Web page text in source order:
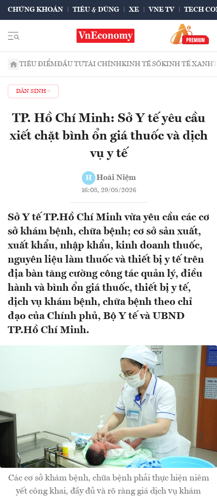
CHỨNG KHOÁN TIÊU & DÙNG XE VNE TV TECH
TIÊU ĐIỂMĐẦU TƯTÀI CHÍNHKINH TẾ SỐKINH TẾ XANH
DÂN SINH
TP. Hồ Chí Minh: Sở Y tế yêu cầu
xiết chặt bình ổn giá thuốc và dịch
vụ y tế
H Hoài Niệm
16:08, 29/05/2026
Sở Y tế TP.Hồ Chí Minh vừa yêu cầu các cơ
sở khám bệnh, chữa bệnh; cơ sở sản xuất,
xuất khẩu, nhập khẩu, kinh doanh thuốc,
nguyên liệu làm thuốc và thiết bị y tế trên
địa bàn tăng cường công tác quản lý, điều
hành và bình ổn giá thuốc, thiết bị y tế,
dịch vụ khám bệnh, chữa bệnh theo chỉ
đạo của Chính phủ, Bộ Y tế và UBND
TP.Hồ Chí Minh.
Các cơ sở khám bệnh, chữa bệnh phải thực hiện niêm
yết công khai, đầy đủ và rõ ràng giá dịch vụ khám